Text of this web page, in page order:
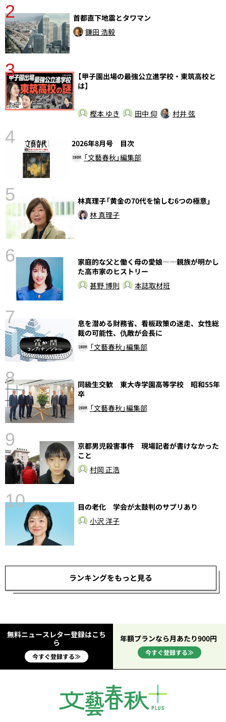
2
首都直下地震とタワマン
鎌田 浩毅
3
【甲子園出場の最強公立進学校・東筑高校と
は】
樫本 ゆき 田中 仰 村井 弦
4
2026年8月号 目次
「文藝春秋」編集部
5
林真理子「黄金の70代を愉しむ6つの極意」
林 真理子
6
家庭的な父と働く母の愛娘――親族が明かし
た高市家のヒストリー
甚野 博則
本誌取材班
7
息を潜める財務省、看板政策の迷走、女性総
裁の可能性、仇敵が会長に
「文藝春秋」編集部
8
同級生交歓 東大寺学園高等学校 昭和55年
卒
「文藝春秋」編集部
9
京都男児殺害事件 現場記者が書けなかった
こと
村岡 正浩
10
目の老化 学会が太鼓判のサプリあり
小沢 洋子
ランキングをもっと見る
無料ニュースレター登録はこち
ら
今すぐ登録する≫
年額プランなら月あたり900円
今すぐ登録する≫